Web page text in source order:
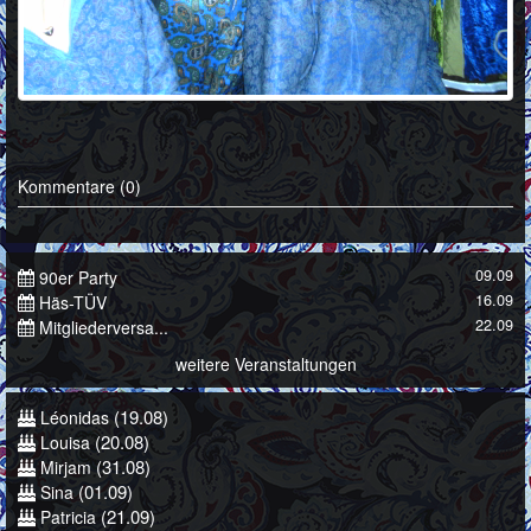
Kommentare (0)
90er Party 09.09
Häs-TÜV 16.09
Mitgliederversa... 22.09
weitere Veranstaltungen
Léonidas (19.08)
Louisa(20.08)
Mirjam (31.08)
Sina(01.09)
Patricia (21.09)